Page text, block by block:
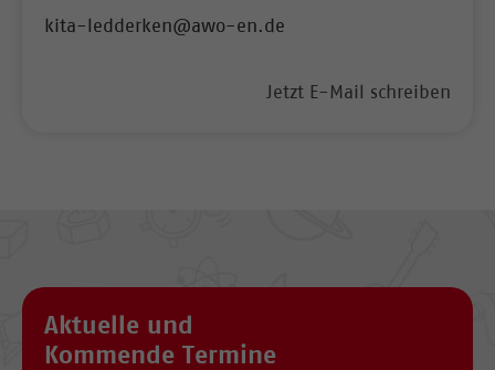
kita-ledderken@awo-en.de
Jetzt E-Mail schreiben
Aktuelle und
Kommende Termine